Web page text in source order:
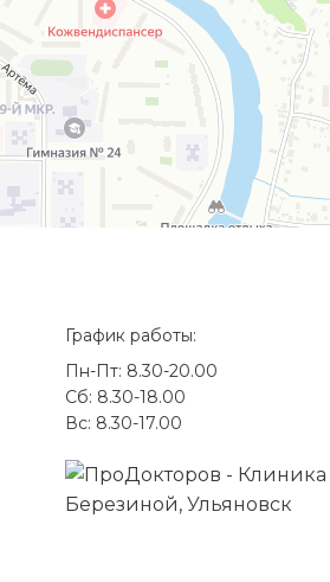
График работы:
Пн-Пт: 8.30-20.00
Сб: 8.30-18.00
Вс: 8.30-17.00